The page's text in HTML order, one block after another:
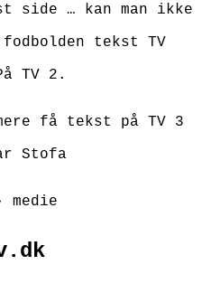
side … kan man ikke
tekst TV
TV 2.
få tekst på TV 3
Stofa